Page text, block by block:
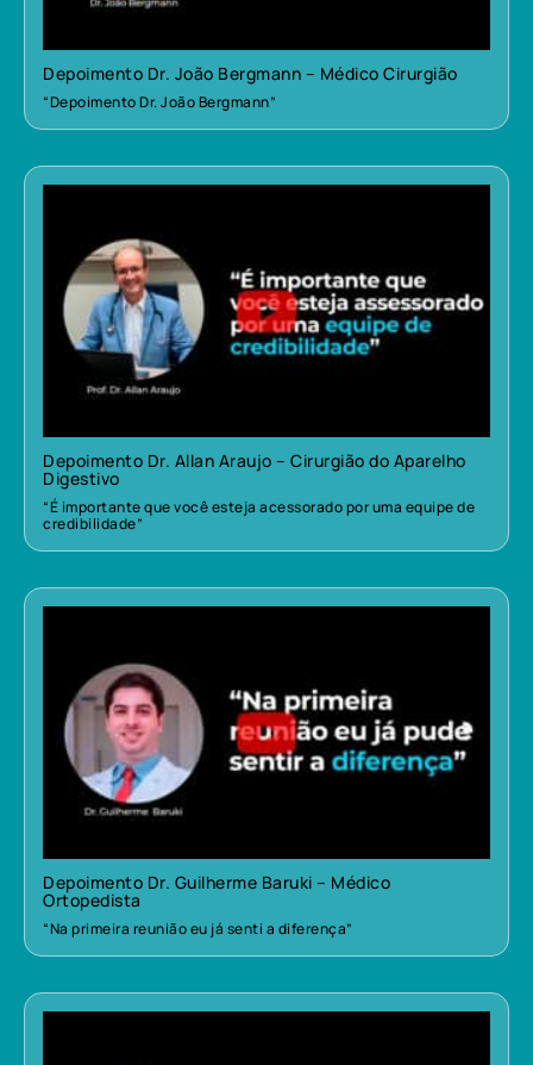
Depoimento Dr. João Bergmann – Médico Cirurgião
“Depoimento Dr. João Bergmann”
Depoimento Dr. Allan Araujo – Cirurgião do Aparelho
Digestivo
“É importante que você esteja acessorado por uma equipe de
credibilidade”
Depoimento Dr. Guilherme Baruki – Médico
Ortopedista
“Na primeira reunião eu já senti a diferença”